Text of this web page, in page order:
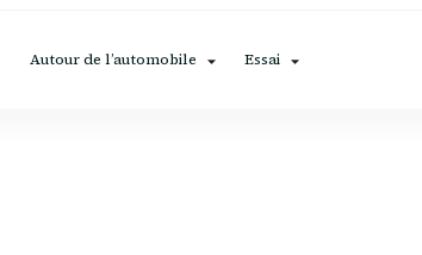
Autour de l’automobile Essai